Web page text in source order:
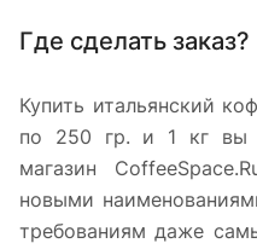
Где сделать заказ?
Купить итальянский
по 250 гр. и 1 кг вы
магазин
новыми
требованиям даже